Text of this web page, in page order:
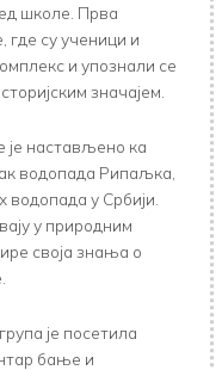
школе. Прва
где су ученици и
и упознали се
значајем.
је настављено ка
водопада Рипаљка,
водопада у Србији.
у природним
своја знања о
је посетила
бање и